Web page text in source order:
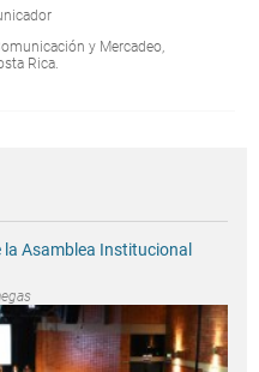
y Mercadeo,
Rica.
Asamblea Institucional